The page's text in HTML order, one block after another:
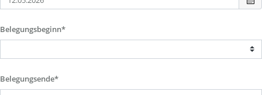
Belegungsbeginn*
Belegungsende*